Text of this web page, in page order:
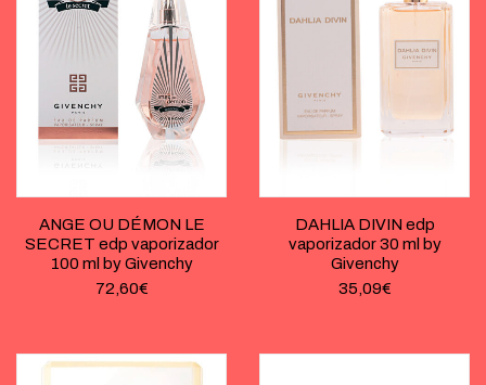
ANGE OU DÉMON LE
SECRET edp vaporizador
100 ml by Givenchy
72,60€
DAHLIA DIVIN edp
vaporizador 30 ml by
Givenchy
35,09€